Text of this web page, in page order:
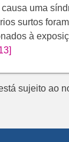
uma
surtos
à
sujeito ao